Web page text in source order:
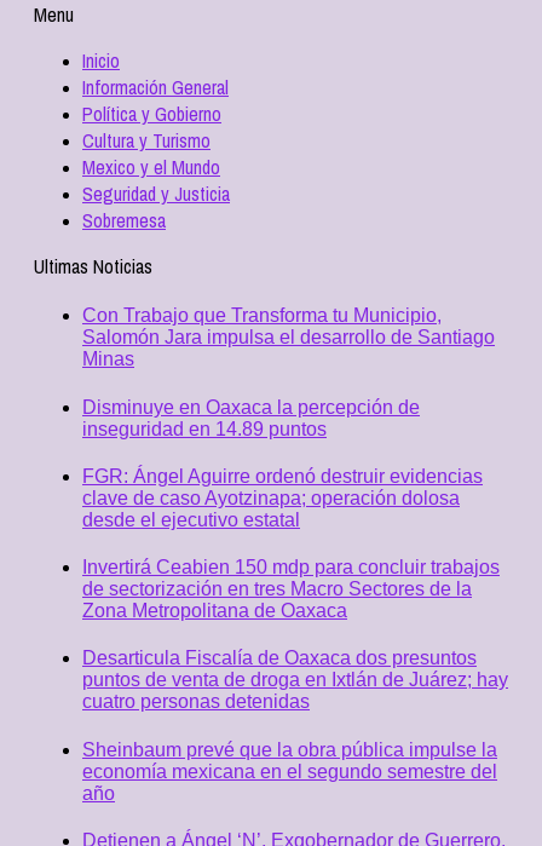
Menu
Inicio
Información General
Política y Gobierno
Cultura y Turismo
Mexico y el Mundo
Seguridad y Justicia
Sobremesa
Ultimas Noticias
Con Trabajo que Transforma tu Municipio,
Salomón Jara impulsa el desarrollo de Santiago
Minas
Disminuye en Oaxaca la percepción de
inseguridad en 14.89 puntos
FGR: Ángel Aguirre ordenó destruir evidencias
clave de caso Ayotzinapa; operación dolosa
desde el ejecutivo estatal
Invertirá Ceabien 150 mdp para concluir trabajos
de sectorización en tres Macro Sectores de la
Zona Metropolitana de Oaxaca
Desarticula Fiscalía de Oaxaca dos presuntos
puntos de venta de droga en Ixtlán de Juárez; hay
cuatro personas detenidas
Sheinbaum prevé que la obra pública impulse la
economía mexicana en el segundo semestre del
año
Detienen a Ángel ‘N’, Exgobernador de Guerrero,